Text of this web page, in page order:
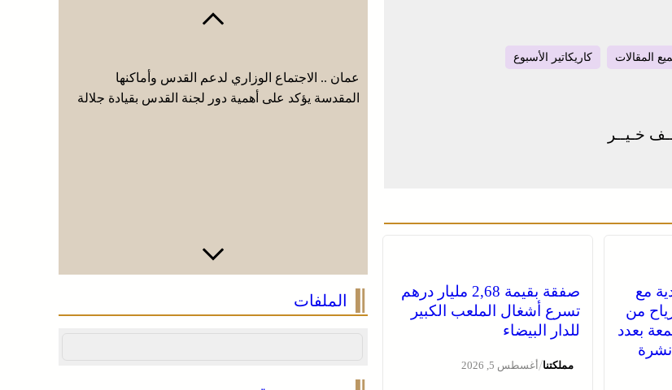
المقالات كاريكاتير الأسبوع
خـيــر
مع
من
بعدد
صفقة بقيمة 2,68 مليار درهم
تسرع أشغال الملعب الكبير
للدار البيضاء
مملكتنا/أغسطس 5, 2026
عمان .. الاجتماع الوزاري لدعم القدس وأماكنها
المقدسة يؤكد على أهمية دور لجنة القدس بقيادة جلالة
الملفات